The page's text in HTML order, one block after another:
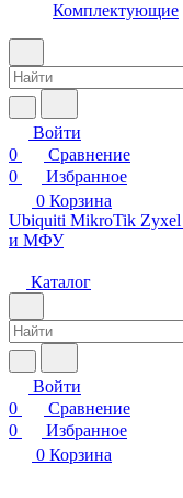
Комплектующие
Войти
0
Сравнение
0
Избранное
0 Корзина
Ubiquiti MikroTik Zyxel
и МФУ
Каталог
Войти
0
Сравнение
0
Избранное
0 Корзина